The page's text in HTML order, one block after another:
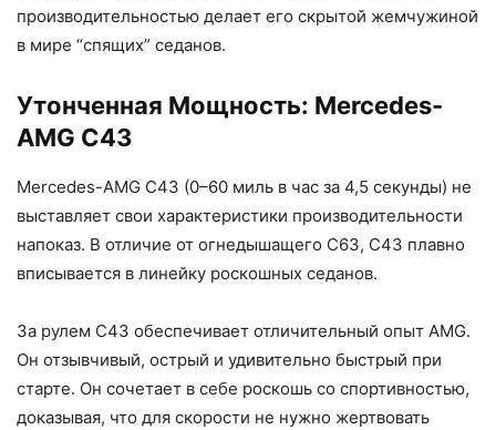
производительностью делает его скрытой жемчужиной
в мире “спящих” седанов.
Утонченная Мощность: Mercedes-
AMG C43
Mercedes-AMG C43 (0–60 миль в час за 4,5 секунды) не
выставляет свои характеристики производительности
напоказ. В отличие от огнедышащего C63, C43 плавно
вписывается в линейку роскошных седанов.
За рулем C43 обеспечивает отличительный опыт AMG.
Он отзывчивый, острый и удивительно быстрый при
старте. Он сочетает в себе роскошь со спортивностью,
доказывая, что для скорости не нужно жертвовать